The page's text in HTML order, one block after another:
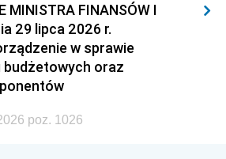
MINISTRA FINANSÓW I
29 lipca 2026 r.
w sprawie
oraz
poz. 1026